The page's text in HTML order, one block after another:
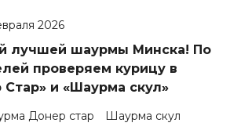
2026
лучшей шаурмы Минска! По
проверяем курицу в
и «Шаурма скул»
Донер стар Шаурма скул